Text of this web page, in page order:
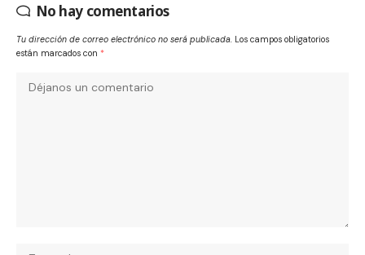
No hay comentarios
Tu dirección de correo electrónico no será publicada. Los campos obligatorios
están marcados con *